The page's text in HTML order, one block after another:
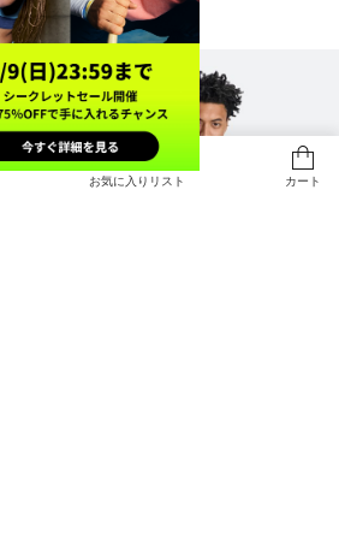
お気に入りリスト カート